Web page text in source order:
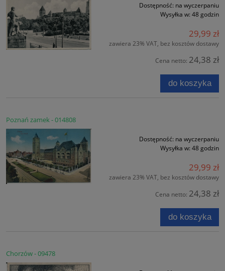
Dostępność: na wyczerpaniu
Wysyłka w: 48 godzin
29,99 zł
zawiera 23% VAT, bez kosztów dostawy
Cena netto: 24,38 zł
do koszyka
Poznań zamek - 014808
Dostępność: na wyczerpaniu
Wysyłka w: 48 godzin
29,99 zł
zawiera 23% VAT, bez kosztów dostawy
Cena netto: 24,38 zł
do koszyka
Chorzów - 09478